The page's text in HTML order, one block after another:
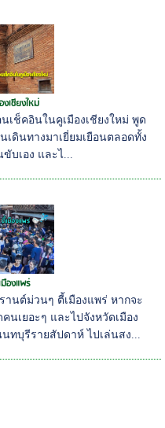
งเชียงใหม่
เช็คอินในคูเมืองเชียงใหม่ พูด
เดินทางมาเยี่ยมเยือนตลอดทั้ง
บเอง และไ...
องแพร่
านต์ม่วนๆ ตี้เมืองแพร่ หากจะ
นเยอะๆ และไปจังหวัดเมือง
บุรีรายสัปดาห์ ไปเล่นสง...